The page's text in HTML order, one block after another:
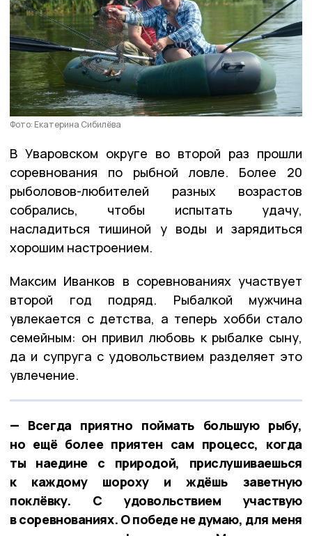
Фото: Екатерина Сибилёва
В Уваровском округе во второй раз прошли
соревнования по рыбной ловле. Более 20
рыболовов-любителей разных возрастов
собрались, чтобы испытать удачу,
насладиться тишиной у воды и зарядиться
хорошим настроением.
Максим Иванков в соревнованиях участвует
второй год подряд. Рыбалкой мужчина
увлекается с детства, а теперь хобби стало
семейным: он привил любовь к рыбалке сыну,
да и супруга с удовольствием разделяет это
увлечение.
— Всегда приятно поймать большую рыбу,
но ещё более приятен сам процесс, когда
ты наедине с природой, прислушиваешься
к каждому шороху и ждёшь заветную
поклёвку. С удовольствием участвую
в соревнованиях. О победе не думаю, для меня